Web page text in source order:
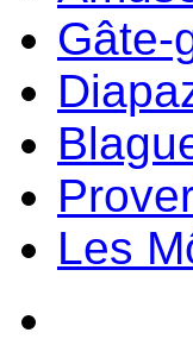
Gâte-
Les